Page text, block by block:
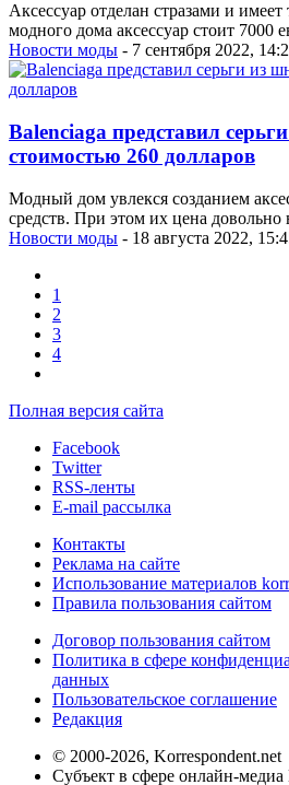
Аксессуар отделан стразами и
модного дома аксессуар стоит 7000
Новости моды - 7 сентября 2022,
Balenciaga представил
стоимостью 260 долларов
Модный дом увлекся созданием
средств. При этом их цена довольно
Новости моды - 18 августа 2022,
1
2
3
4
Полная версия сайта
Facebook
Twitter
RSS-ленты
E-mail рассылка
Контакты
Реклама на сайте
Использование материалов
Правила пользования сайтом
Договор пользования сайтом
Политика в сфере
данных
Пользовательское соглашение
Редакция
© 2000-2026, Korrespondent.net
Субъект в сфере онлайн-